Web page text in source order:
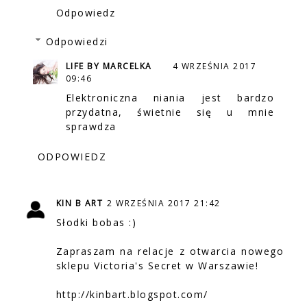
Odpowiedz
Odpowiedzi
LIFE BY MARCELKA
4 WRZEŚNIA 2017
09:46
Elektroniczna niania jest bardzo
przydatna, świetnie się u mnie
sprawdza
ODPOWIEDZ
KIN B ART 2 WRZEŚNIA 2017 21:42
Słodki bobas :)
Zapraszam na relacje z otwarcia nowego
sklepu Victoria's Secret w Warszawie!
http://kinbart.blogspot.com/